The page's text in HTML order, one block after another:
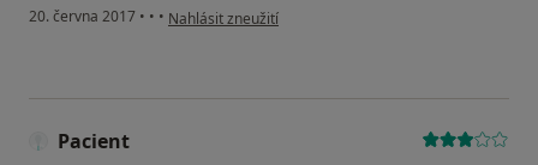
20. června 2017 • • • podle názoru uživatele Váš účet byl odstraněn
Nahlásit zneužití
Pacient